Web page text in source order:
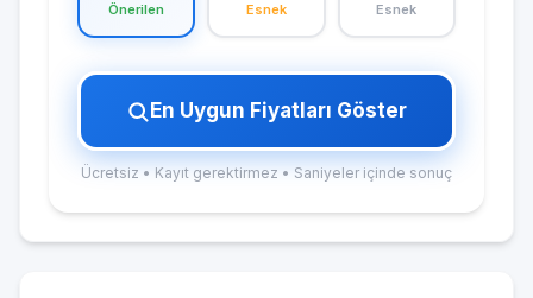
Önerilen Esnek Esnek
En Uygun Fiyatları Göster
Ücretsiz • Kayıt gerektirmez • Saniyeler içinde sonuç